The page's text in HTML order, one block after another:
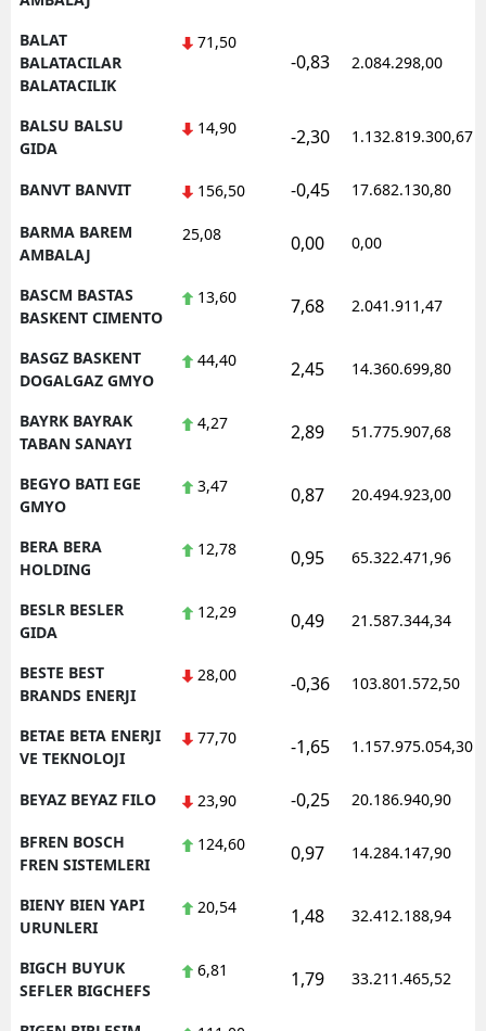
BALAT
BALATACILAR
BALATACILIK
71,50
-0,83 2.084.298,00
BALSU BALSU
GIDA
14,90 -2,30 1.132.819.300,67
BANVT BANVIT 156,50 -0,45 17.682.130,80
BARMA BAREM
AMBALAJ
25,08 0,00 0,00
BASCM BASTAS
BASKENT CIMENTO
13,60 7,68 2.041.911,47
BASGZ BASKENT
DOGALGAZ GMYO
44,40 2,45 14.360.699,80
BAYRK BAYRAK
TABAN SANAYI
4,27 2,89 51.775.907,68
BEGYO BATI EGE
GMYO
3,47 0,87 20.494.923,00
BERA BERA
HOLDING
12,78 0,95 65.322.471,96
BESLR BESLER
GIDA
12,29 0,49 21.587.344,34
BESTE BEST
BRANDS ENERJI
28,00 -0,36 103.801.572,50
BETAE BETA ENERJI
VE TEKNOLOJI
77,70 -1,65 1.157.975.054,30
BEYAZ BEYAZ FILO 23,90 -0,25 20.186.940,90
BFREN BOSCH
FREN SISTEMLERI
124,60 0,97 14.284.147,90
BIENY BIEN YAPI
URUNLERI
20,54 1,48 32.412.188,94
BIGCH BUYUK
SEFLER BIGCHEFS
6,81 1,79 33.211.465,52